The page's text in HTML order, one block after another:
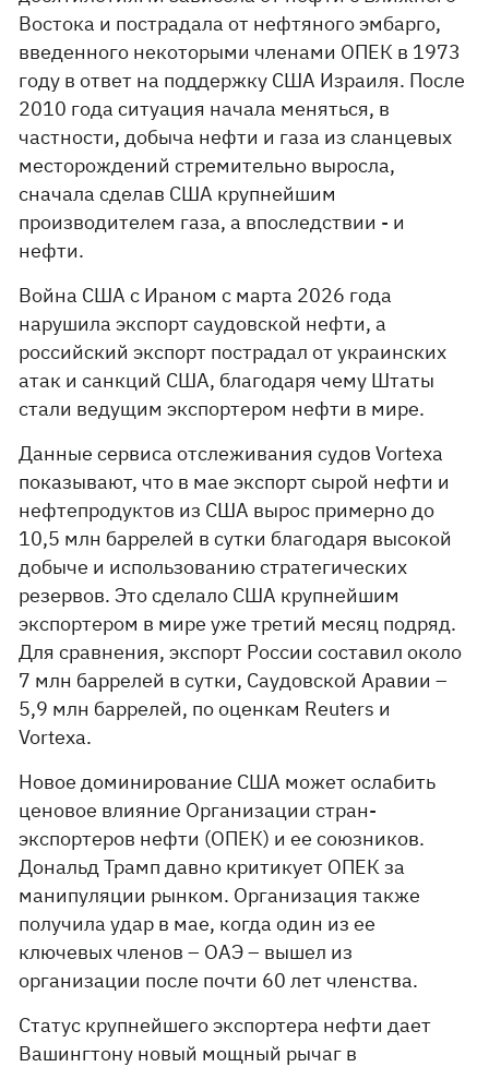
Востока и пострадала от нефтяного эмбарго,
введенного некоторыми членами ОПЕК в 1973
году в ответ на поддержку США Израиля. После
2010 года ситуация начала меняться, в
частности, добыча нефти и газа из сланцевых
месторождений стремительно выросла,
сначала сделав США крупнейшим
производителем газа, а впоследствии - и
нефти.
Война США с Ираном с марта 2026 года
нарушила экспорт саудовской нефти, а
российский экспорт пострадал от украинских
атак и санкций США, благодаря чему Штаты
стали ведущим экспортером нефти в мире.
Данные сервиса отслеживания судов Vortexa
показывают, что в мае экспорт сырой нефти и
нефтепродуктов из США вырос примерно до
10,5 млн баррелей в сутки благодаря высокой
добыче и использованию стратегических
резервов. Это сделало США крупнейшим
экспортером в мире уже третий месяц подряд.
Для сравнения, экспорт России составил около
7 млн ​​баррелей в сутки, Саудовской Аравии –
5,9 млн баррелей, по оценкам Reuters и
Vortexa.
Новое доминирование США может ослабить
ценовое влияние Организации стран-
экспортеров нефти (ОПЕК) и ее союзников.
Дональд Трамп давно критикует ОПЕК за
манипуляции рынком. Организация также
получила удар в мае, когда один из ее
ключевых членов – ОАЭ – вышел из
организации после почти 60 лет членства.
Статус крупнейшего экспортера нефти дает
Вашингтону новый мощный рычаг в